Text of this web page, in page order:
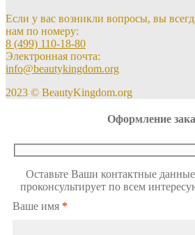
Если у вас возникли вопросы, вы
нам по номеру:
8 (499) 110-18-80
Электронная почта:
info@beautykingdom.org
2023 © BeautyKingdom.org
Оформление
Оставьте Ваши контактные
проконсультирует по всем
Ваше имя *